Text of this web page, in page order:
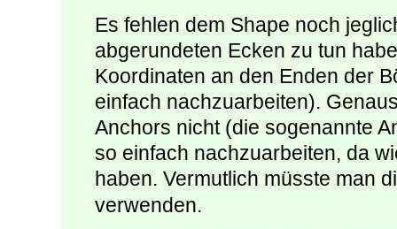
Es fehlen dem Shape noch
abgerundeten Ecken zu tun
Koordinaten an den Enden der
einfach nachzuarbeiten).
Anchors nicht (die sogenannte
so einfach nachzuarbeiten, da
haben. Vermutlich müsste man
verwenden.